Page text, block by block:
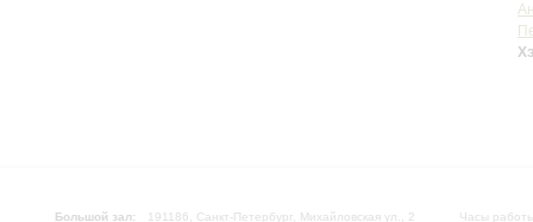
Большой зал:
191186, Санкт-Петербург, Михайловская ул., 2
Часы